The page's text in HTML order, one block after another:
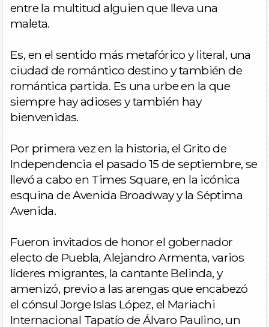
entre la multitud alguien que lleva una
maleta.
Es, en el sentido más metafórico y literal, una
ciudad de romántico destino y también de
romántica partida. Es una urbe en la que
siempre hay adioses y también hay
bienvenidas.
Por primera vez en la historia, el Grito de
Independencia el pasado 15 de septiembre, se
llevó a cabo en Times Square, en la icónica
esquina de Avenida Broadway y la Séptima
Avenida.
Fueron invitados de honor el gobernador
electo de Puebla, Alejandro Armenta, varios
líderes migrantes, la cantante Belinda, y
amenizó, previo a las arengas que encabezó
el cónsul Jorge Islas López, el Mariachi
Internacional Tapatío de Álvaro Paulino, un